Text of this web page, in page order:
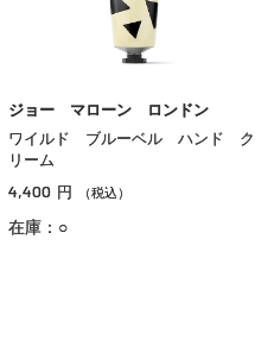
ジョー マローン ロンドン
ワイルド ブルーベル ハンド ク
リーム
4,400 円 （税込）
在庫：○